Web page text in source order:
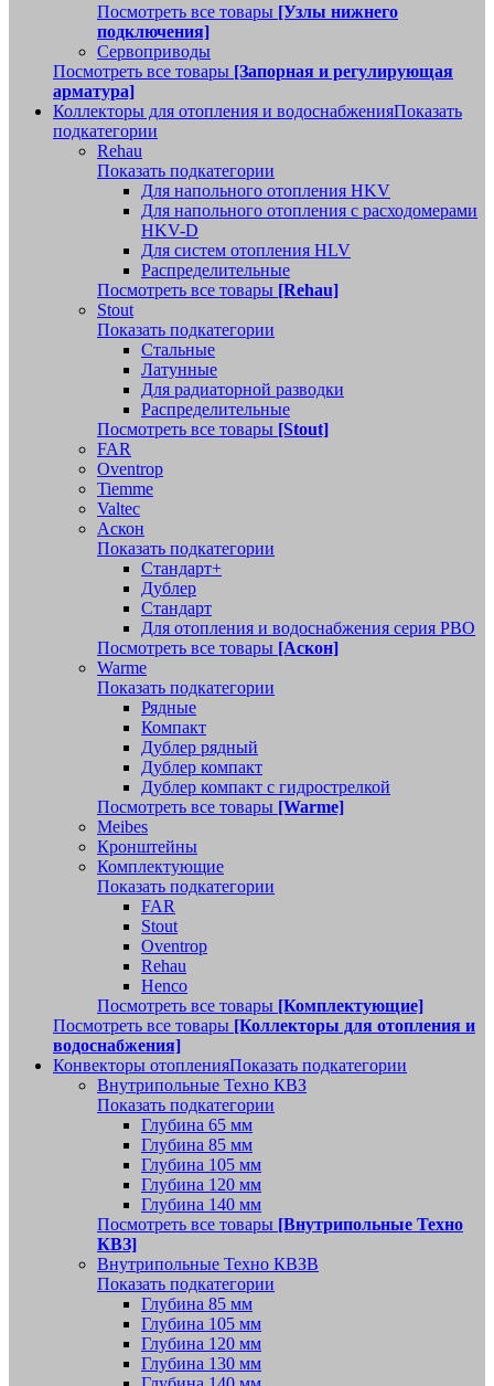
Посмотреть все товары [Узлы нижнего
подключения]
Сервоприводы
Посмотреть все товары [Запорная и регулирующая
арматура]
Коллекторы для отопления и водоснабженияПоказать
подкатегории
Rehau
Показать подкатегории
Для напольного отопления HKV
Для напольного отопления с расходомерами
HKV-D
Для систем отопления HLV
Распределительные
Посмотреть все товары [Rehau]
Stout
Показать подкатегории
Стальные
Латунные
Для радиаторной разводки
Распределительные
Посмотреть все товары [Stout]
FAR
Oventrop
Tiemme
Valtec
Аскон
Показать подкатегории
Стандарт+
Дублер
Стандарт
Для отопления и водоснабжения серия РВО
Посмотреть все товары [Аскон]
Warme
Показать подкатегории
Рядные
Компакт
Дублер рядный
Дублер компакт
Дублер компакт с гидрострелкой
Посмотреть все товары [Warme]
Meibes
Кронштейны
Комплектующие
Показать подкатегории
FAR
Stout
Oventrop
Rehau
Henco
Посмотреть все товары [Комплектующие]
Посмотреть все товары [Коллекторы для отопления и
водоснабжения]
Конвекторы отопленияПоказать подкатегории
Внутрипольные Техно КВЗ
Показать подкатегории
Глубина 65 мм
Глубина 85 мм
Глубина 105 мм
Глубина 120 мм
Глубина 140 мм
Посмотреть все товары [Внутрипольные Техно
КВЗ]
Внутрипольные Техно КВЗВ
Показать подкатегории
Глубина 85 мм
Глубина 105 мм
Глубина 120 мм
Глубина 130 мм